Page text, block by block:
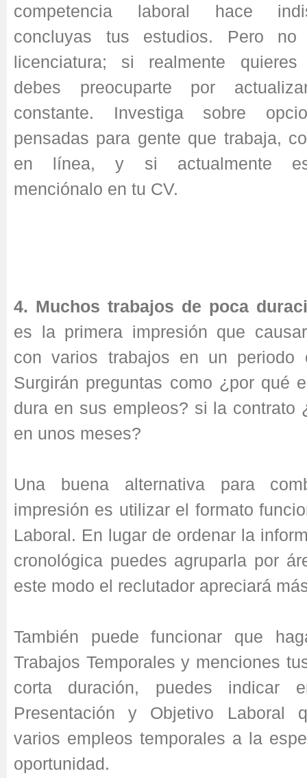
competencia laboral hace
concluyas tus estudios. Pero
licenciatura; si realmente
debes preocuparte por
constante. Investiga sobre
pensadas para gente que trabaja,
en línea, y si actualmente
menciónalo en tu CV.
4. Muchos trabajos de poca
es la primera impresión que
con varios trabajos en un periodo
Surgirán preguntas como ¿por qué
dura en sus empleos? si la contrato
en unos meses?
Una buena alternativa para
impresión es utilizar el formato
Laboral. En lugar de ordenar la
cronológica puedes agruparla por
este modo el reclutador apreciará
También puede funcionar que
Trabajos Temporales y menciones
corta duración, puedes indicar
Presentación y Objetivo Laboral
varios empleos temporales a la
oportunidad.